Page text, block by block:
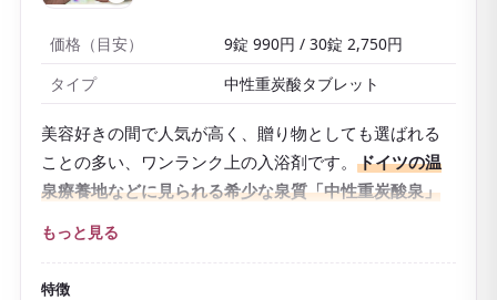
価格（目安）
9錠 990円 / 30錠 2,750円
タイプ
中性重炭酸タブレット
美容好きの間で人気が高く、贈り物としても選ばれる
ことの多い、ワンランク上の入浴剤です。 ドイツの温
泉療養地などに見られる希少な泉質「中性重炭酸泉」
お湯に長く溶け込むのが特徴。
温浴効果を高めて体を芯から温め、疲労回復や肩のこ
もっと見る
特徴